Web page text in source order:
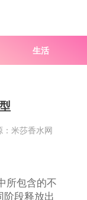
生活
：米莎香水网
所包含的不
阶段释放出